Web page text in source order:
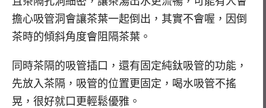
擔心吸管洞會讓茶葉一起倒出，其實不會喔，因倒
茶時的傾斜角度會阻隔茶葉。
同時茶隔的吸管插口，還有固定純鈦吸管的功能，
先放入茶隔，吸管的位置更固定，喝水吸管不搖
晃，很好就口更輕鬆優雅。